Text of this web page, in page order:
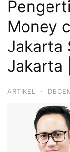
Money
Jakarta
Jakarta
ARTIKEL ·